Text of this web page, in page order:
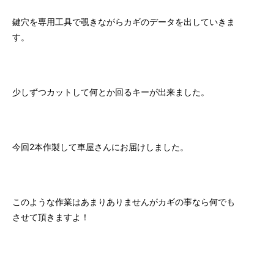
鍵穴を専用工具で覗きながらカギのデータを出していきま
す。
少しずつカットして何とか回るキーが出来ました。
今回2本作製して車屋さんにお届けしました。
このような作業はあまりありませんがカギの事なら何でも
させて頂きますよ！